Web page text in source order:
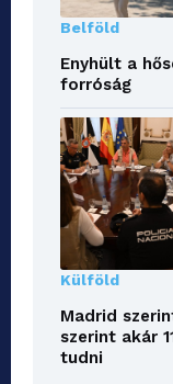
Belföld
Enyhült a
forróság
Külföld
Madrid
szerint akár
tudni